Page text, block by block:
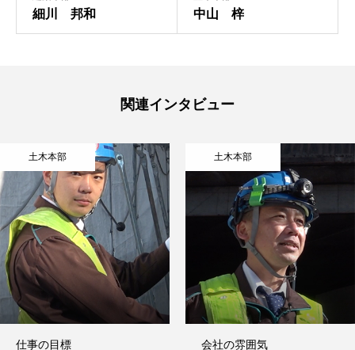
細川 邦和 中山 梓
関連インタビュー
土木本部
仕事の目標
土木本部
会社の雰囲気